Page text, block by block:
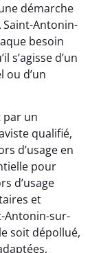
démarche
Saint-Antonin-
besoin
s’agisse d’un
ou d’un
par un
qualifié,
d’usage en
pour
d’usage
et
Antonin-sur-
soit dépollué,